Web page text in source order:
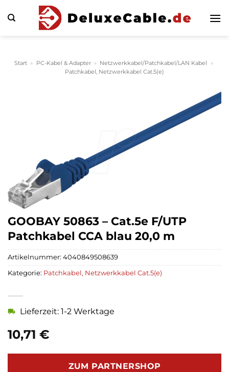
Inhalt
Start » PC-Kabel & Adapter » Netzwerkkabel/Patchkabel/LAN Kabel
»
Patchkabel, Netzwerkkabel Cat.5(e)
GOOBAY 50863 – Cat.5e F/UTP
Patchkabel CCA blau 20,0 m
10,71 €
Lieferzeit: 1-2 Werktage
ZUM PARTNERSHOP
Artikelnummer: 4040849508639
Kategorie: Patchkabel, Netzwerkkabel Cat.5(e)